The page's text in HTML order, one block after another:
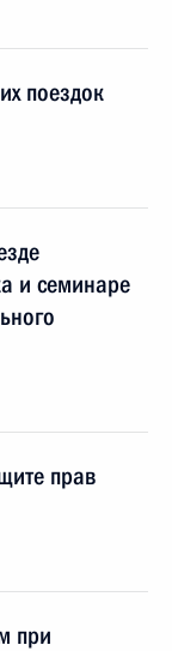
поездок
и семинаре
прав
при